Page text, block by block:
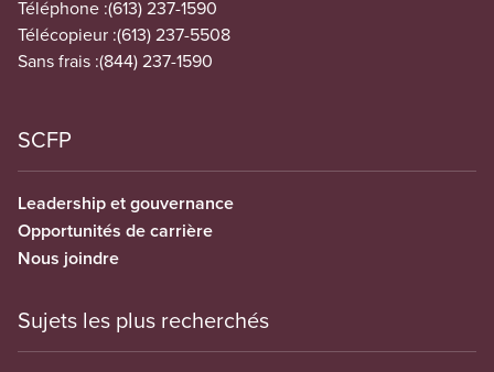
Téléphone :(613) 237-1590
Télécopieur :(613) 237-5508
Sans frais :(844) 237-1590
SCFP
Leadership et gouvernance
Opportunités de carrière
Nous joindre
Sujets les plus recherchés